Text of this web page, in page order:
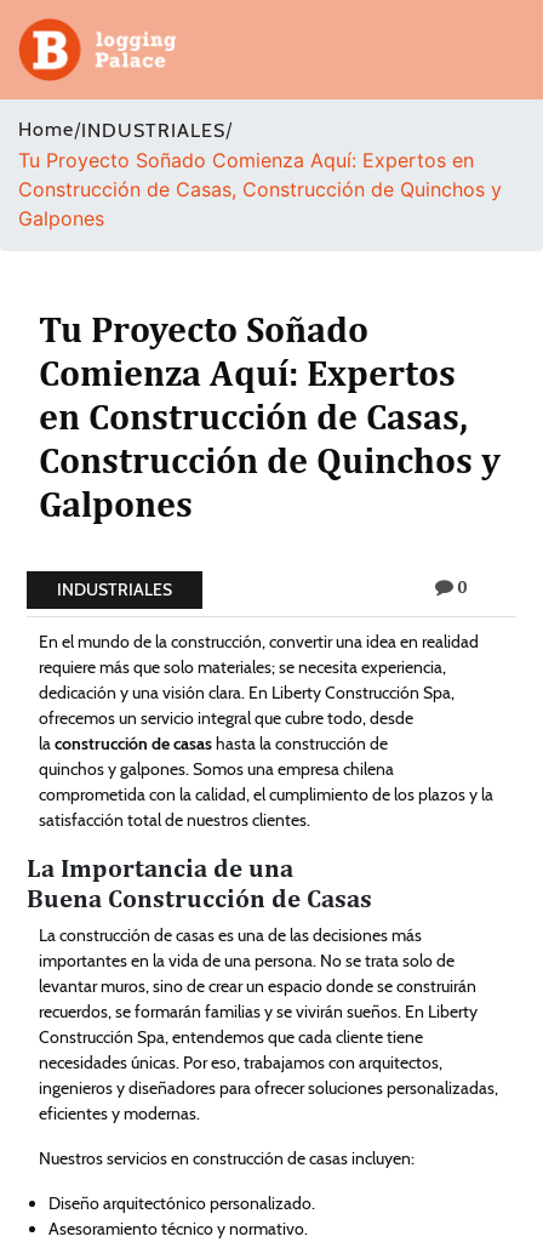
Adventure
Business
Education
Shopping
Real
Estate
Technology
Contact
Us
Home/INDUSTRIALES/
Tu Proyecto Soñado Comienza Aquí: Expertos en
Construcción de Casas, Construcción de Quinchos y
Galpones
Tu Proyecto Soñado
Comienza Aquí: Expertos
en Construcción de Casas,
Construcción de Quinchos y
Galpones
INDUSTRIALES
July 18, 2025 0
En el mundo de la construcción, convertir una idea en realidad
requiere más que solo materiales; se necesita experiencia,
dedicación y una visión clara. En Liberty Construcción Spa,
ofrecemos un servicio integral que cubre todo, desde
laconstrucción de casashasta la construcción de
quinchos y galpones. Somos una empresa chilena
comprometida con la calidad, el cumplimiento de los plazos y la
satisfacción total de nuestros clientes.
La Importancia de una
Buena Construcción de Casas
La construcción de casas es una de las decisiones más
importantes en la vida de una persona. No se trata solo de
levantar muros, sino de crear un espacio donde se construirán
recuerdos, se formarán familias y se vivirán sueños. En Liberty
Construcción Spa, entendemos que cada cliente tiene
necesidades únicas. Por eso, trabajamos con arquitectos,
ingenieros y diseñadores para ofrecer soluciones personalizadas,
eficientes y modernas.
Nuestros servicios en construcción de casas incluyen:
Diseño arquitectónico personalizado.
Asesoramiento técnico y normativo.